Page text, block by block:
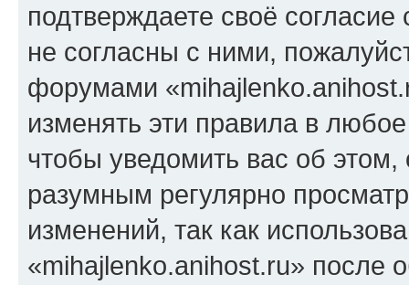
подтверждаете своё
не согласны с ними,
форумами
изменять эти правила в
чтобы уведомить вас об
разумным регулярно
изменений, так как
«mihajlenko.anihost.ru» после